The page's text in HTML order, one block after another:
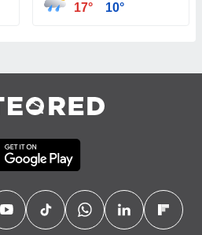
17° 10°